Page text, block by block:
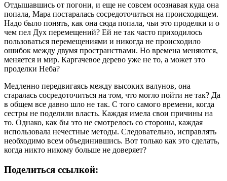
Отдышавшись от погони, и еще не совсем осознавая куда она
попала, Мара постаралась сосредоточиться на происходящем.
Надо было понять, как она сюда попала, чьи это проделки и о
чем пел Дух перемещений? Ей не так часто приходилось
пользоваться перемещениями и никогда не происходило
ошибок между двумя пространствами. Но времена меняются,
меняется и мир. Каргачевое дерево уже не то, а может это
проделки Неба?
Медленно передвигаясь между высоких валунов, она
старалась сосредоточиться на том, что могло пойти не так? Да
в общем все давно шло не так. С того самого времени, когда
сестры не поделили власть. Каждая имела свои причины на
то. Однако, как бы это не смотрелось со стороны, каждая
использовала нечестные методы. Следовательно, исправлять
необходимо всем объединившись. Вот только как это сделать,
когда никто никому больше не доверяет?
Поделиться ссылкой: